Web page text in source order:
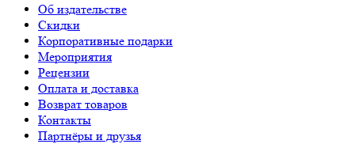
Об издательстве
Скидки
Корпоративные подарки
Мероприятия
Рецензии
Оплата и доставка
Возврат товаров
Контакты
Партнёры и друзья